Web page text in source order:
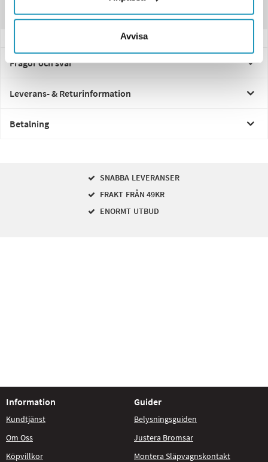
Avvisa
Recensioner
Frågor och svar
Leverans- & Returinformation
Betalning
SNABBA LEVERANSER
FRAKT FRÅN 49KR
ENORMT UTBUD
Information
Kundtjänst
Om Oss
Köpvillkor
Guider
Belysningsguiden
Justera Bromsar
Montera Släpvagnskontakt